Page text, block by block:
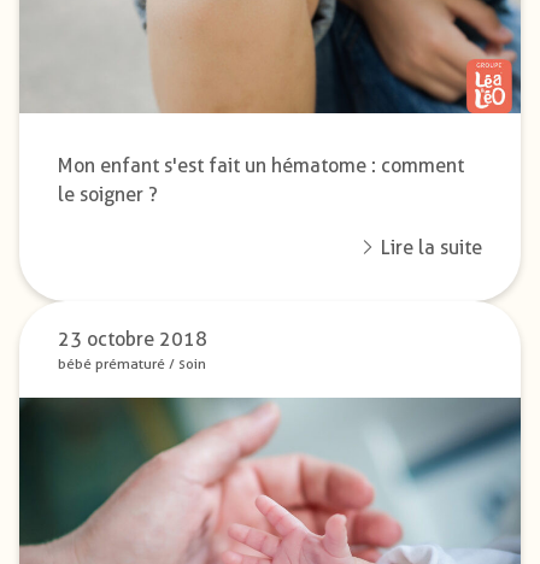
Mon enfant s'est fait un hématome : comment
le soigner ?
Lire la suite
23 octobre 2018
bébé prématuré / soin